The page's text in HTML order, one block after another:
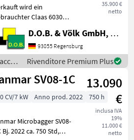
35.900 €
netto
wird ein
Claas 6030
Teleskoplader -
- Handgas mit
-
ü
D.O.B. & Völk GmbH, Filiale Regensburg
93055 Regensburg
/
Rivenditore Premium Plus
SV08-1C
13.090
€
inclusa IVA
19%
11.000 €
netto
CV/7 kW Anno prod. 2022 750 h
Microbagger SV08-
Bj. 2022 ca. 750 Std,